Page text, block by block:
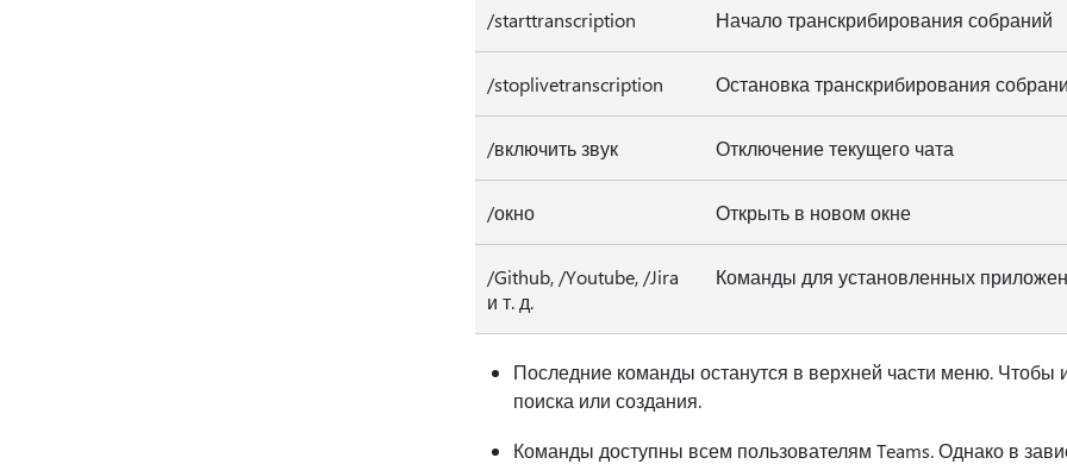
/starttranscription Начало транскрибирования собраний
/stoplivetranscription Остановка транскрибирования
/включить звук Отключение текущего чата
/окно Открыть в новом окне
/Github, /Youtube, /Jira
и т. д.
Команды для установленных
Последние команды останутся в верхней части меню. Чтобы
поиска или создания.
Команды доступны всем пользователям Teams. Однако в